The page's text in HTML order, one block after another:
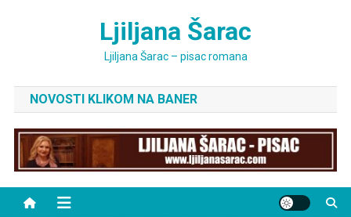
Ljiljana Šarac
Ljiljana Šarac – pisac romana
NOVOSTI KLIKOM NA BANER